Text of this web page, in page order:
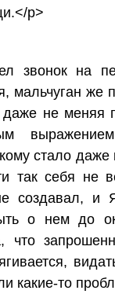
p>
звонок на
мальчуган же
даже не меняя
стало даже
так себя не
создавал, и
о нем до
что
какие-то